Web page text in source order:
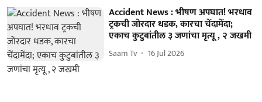
Accident News : भीषण अपघात! भरधाव
ट्रकची जोरदार धडक, कारचा चेंदामेंदा;
एकाच कुटुबांतील ३ जणांचा मृत्यू , २ जखमी
Saam Tv 16 Jul 2026